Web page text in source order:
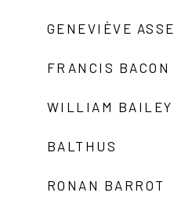
GENEVIÈVE ASSE
FRANCIS BACON
WILLIAM BAILEY
BALTHUS
RONAN BARROT